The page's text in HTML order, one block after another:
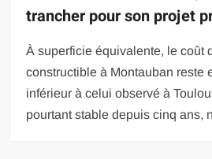
trancher pour son projet
À superficie équivalente, le coût
constructible à Montauban reste
inférieur à celui observé à
pourtant stable depuis cinq ans,